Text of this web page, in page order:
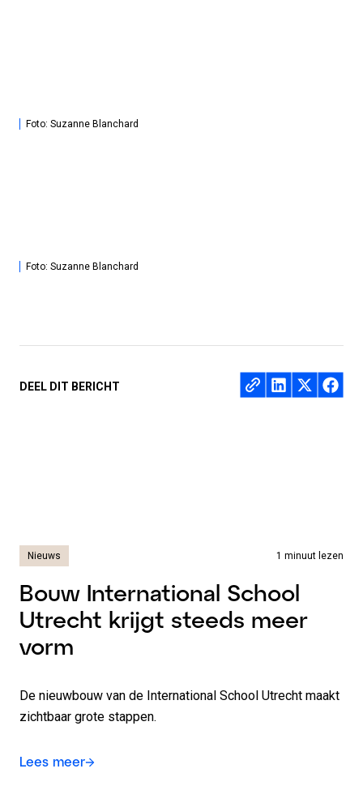
Foto: Suzanne Blanchard
Foto: Suzanne Blanchard
DEEL DIT BERICHT Deel
Nieuws 1 minuut lezen
Bouw International School
Utrecht krijgt steeds meer
vorm
De nieuwbouw van de International School Utrecht maakt
zichtbaar grote stappen.
Lees meer